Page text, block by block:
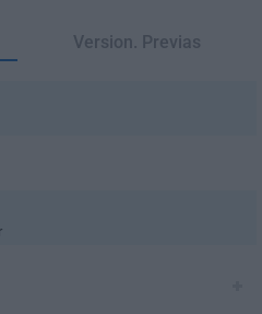
Version. Previas